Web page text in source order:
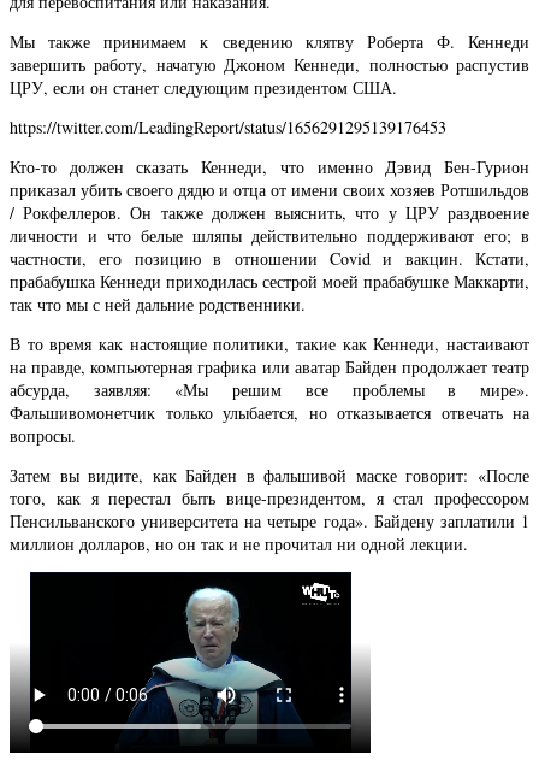
Мы также принимаем к сведению клятву Роберта Ф. Кеннеди
завершить работу, начатую Джоном Кеннеди, полностью распустив
ЦРУ, если он станет следующим президентом США.
https://twitter.com/LeadingReport/status/1656291295139176453
Кто-то должен сказать Кеннеди, что именно Дэвид Бен-Гурион
приказал убить своего дядю и отца от имени своих хозяев Ротшильдов
/ Рокфеллеров. Он также должен выяснить, что у ЦРУ раздвоение
личности и что белые шляпы действительно поддерживают его; в
частности, его позицию в отношении Covid и вакцин. Кстати,
прабабушка Кеннеди приходилась сестрой моей прабабушке Маккарти,
так что мы с ней дальние родственники.
В то время как настоящие политики, такие как Кеннеди, настаивают
на правде, компьютерная графика или аватар Байден продолжает театр
абсурда, заявляя: «Мы решим все проблемы в мире».
Фальшивомонетчик только улыбается, но отказывается отвечать на
вопросы.
Затем вы видите, как Байден в фальшивой маске говорит: «После
того, как я перестал быть вице-президентом, я стал профессором
Пенсильванского университета на четыре года». Байдену заплатили 1
миллион долларов, но он так и не прочитал ни одной лекции.